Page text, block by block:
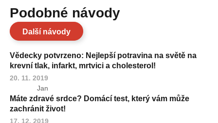
Podobné návody
Další návody
Vědecky potvrzeno: Nejlepší potravina na světě na
krevní tlak, infarkt, mrtvici a cholesterol!
20. 11. 2019
Jan
Máte zdravé srdce? Domácí test, který vám může
zachránit život!
17. 12. 2019